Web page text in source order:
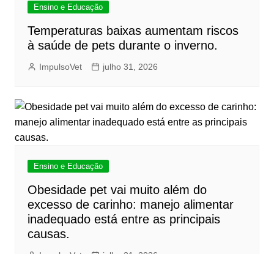
Ensino e Educação
Temperaturas baixas aumentam riscos
à saúde de pets durante o inverno.
ImpulsoVet julho 31, 2026
Ensino e Educação
Obesidade pet vai muito além do
excesso de carinho: manejo alimentar
inadequado está entre as principais
causas.